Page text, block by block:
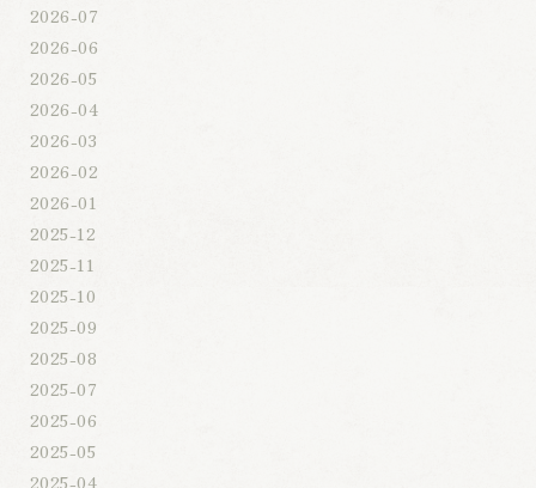
2026-07
2026-06
2026-05
2026-04
2026-03
2026-02
2026-01
2025-12
2025-11
2025-10
2025-09
2025-08
2025-07
2025-06
2025-05
2025-04